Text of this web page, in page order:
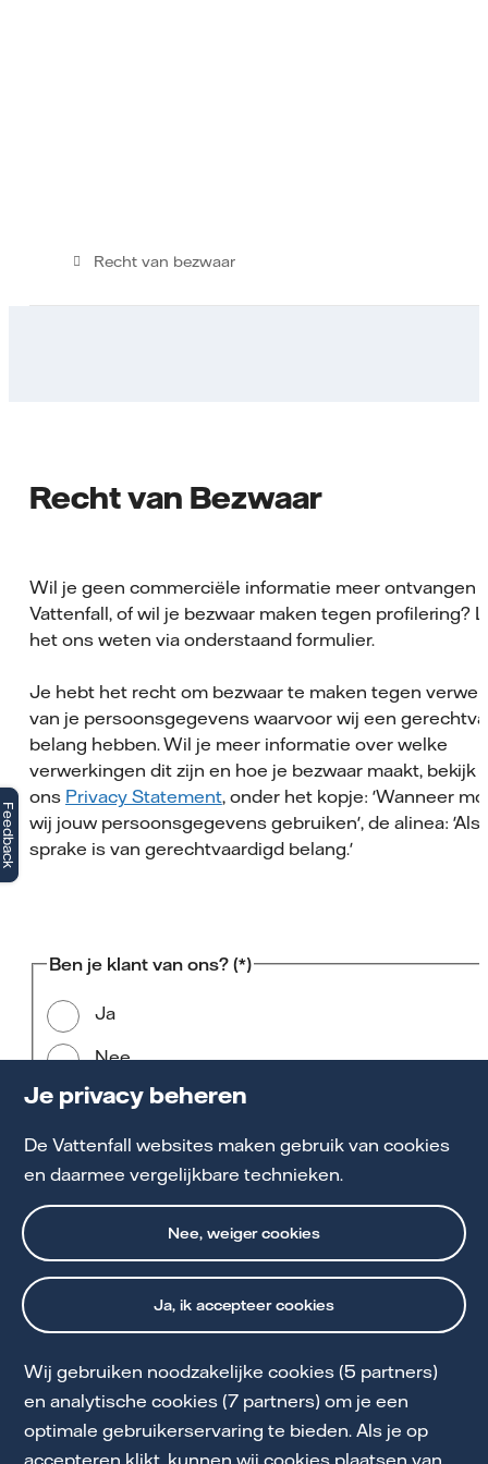
Je privacy beheren
De Vattenfall websites maken gebruik van cookies
en daarmee vergelijkbare technieken.
Ja, ik accepteer cookies
Nee, weiger cookies
Wij gebruiken noodzakelijke cookies (5 partners)
en analytische cookies (7 partners) om je een
optimale gebruikerservaring te bieden. Als je op
accepteren klikt, kunnen wij cookies plaatsen van
Recht van bezwaar
Recht van Bezwaar
Wil je geen commerciële informatie meer ontvangen
Vattenfall, of wil je bezwaar maken tegen profilering?
het ons weten via onderstaand formulier.
Je hebt het recht om bezwaar te maken tegen
van je persoonsgegevens waarvoor wij een
belang hebben. Wil je meer informatie over welke
verwerkingen dit zijn en hoe je bezwaar maakt, bekijk
ons Privacy Statement, onder het kopje: 'Wanneer
wij jouw persoonsgegevens gebruiken', de alinea: 'Als
sprake is van gerechtvaardigd belang.'
Ben je klant van ons?
Ja
Nee
Cookie Statement
Privacy en Voorwaarden
Feedback